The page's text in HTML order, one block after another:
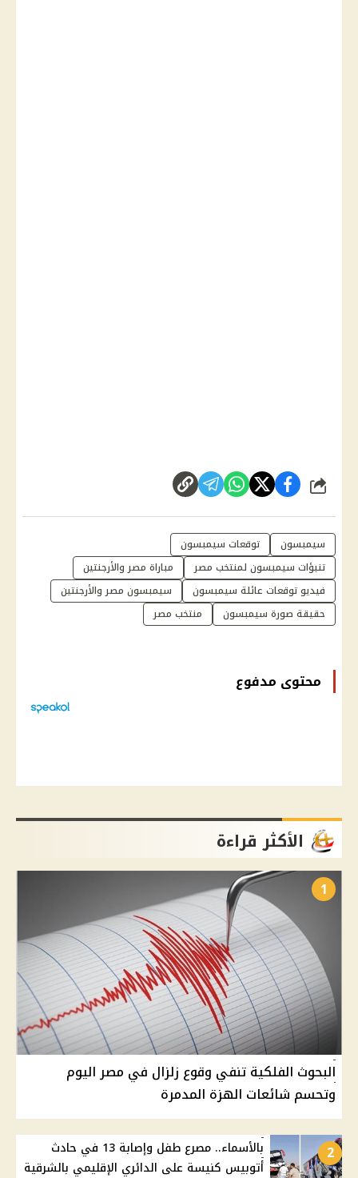
شارك
سيمبسون
توقعات سيمبسون
تنبؤات سيمبسون لمنتخب مصر
مباراة مصر والأرجنتين
فيديو توقعات عائلة سيمبسون
سيمبسون مصر والأرجنتين
حقيقة صورة سيمبسون
منتخب مصر
محتوى مدفوع
الأكثر قراءة
1
البحوث الفلكية تنفي وقوع زلزال في مصر اليوم
وتحسم شائعات الهزة المدمرة
2
بالأسماء.. مصرع طفل وإصابة 13 في حادث
أتوبيس كنيسة على الدائري الإقليمي بالشرقية